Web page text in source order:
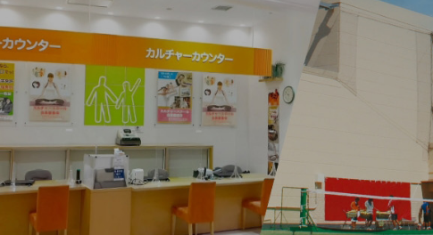
伊勢原
（伊勢原市）
相模原
（相模原市南区）
埼玉
上尾
（上尾市）
浦和
（さいたま市浦和区）
千葉